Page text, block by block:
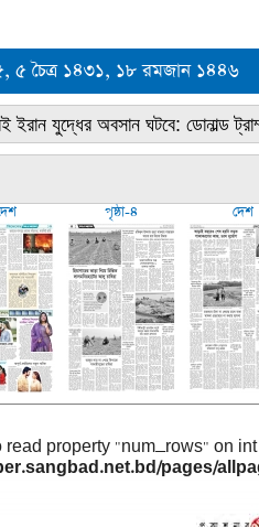
৫ চৈত্র ১৪৩১, ১৮ রমজান ১৪৪৬
ইরান যুদ্ধের অবসান ঘটবে: ডোনাল্ড
পৃষ্ঠা-৪ দেশ
read property "num_rows" on
pages/